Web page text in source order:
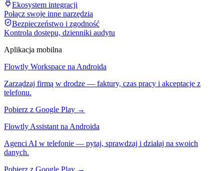
Ekosystem integracji
Połącz swoje inne narzędzia
Bezpieczeństwo i zgodność
Kontrola dostępu, dzienniki audytu
Aplikacja mobilna
Flowtly Workspace na Androida
Zarządzaj firmą w drodze — faktury, czas pracy i akceptacje z
telefonu.
Pobierz z Google Play →
Flowtly Assistant na Androida
Agenci AI w telefonie — pytaj, sprawdzaj i działaj na swoich
danych.